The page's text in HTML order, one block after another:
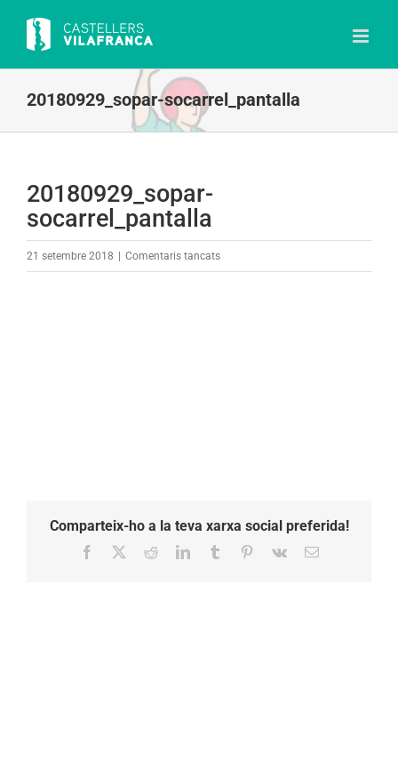
content
20180929_sopar-socarrel_pantalla
20180929_sopar-
socarrel_pantalla
21 setembre 2018 Comentaris tancatsa
Comparteix-ho a la teva xarxa social preferida!
Facebook RedditLinkedInTumblr Pinterest
Vk Email: